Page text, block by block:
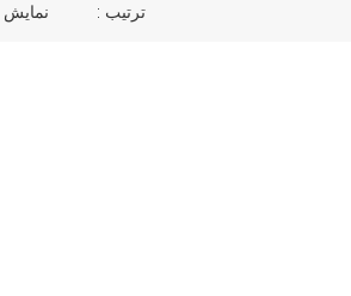
نمایش ترتیب :